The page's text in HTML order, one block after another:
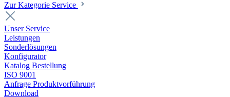
Zur Kategorie Service
Unser Service
Leistungen
Sonderlösungen
Konfigurator
Katalog Bestellung
ISO 9001
Anfrage Produktvorführung
Download